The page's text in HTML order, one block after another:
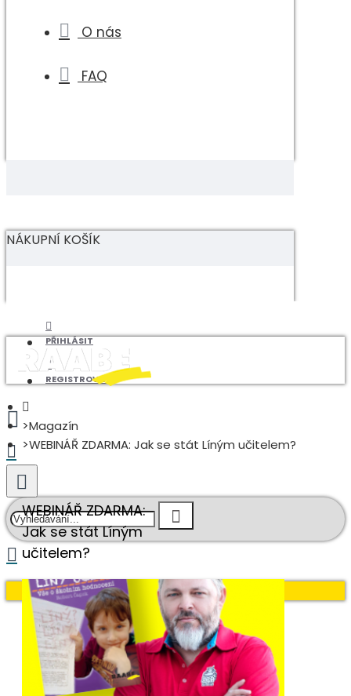
O nás
FAQ
NÁKUPNÍ KOŠÍK
PŘIHLÁSIT
REGISTROVAT
Váš nákupní košík je prázdný!
Magazín
WEBINÁŘ ZDARMA: Jak se stát Líným učitelem?
WEBINÁŘ ZDARMA:
Jak se stát Líným
učitelem?